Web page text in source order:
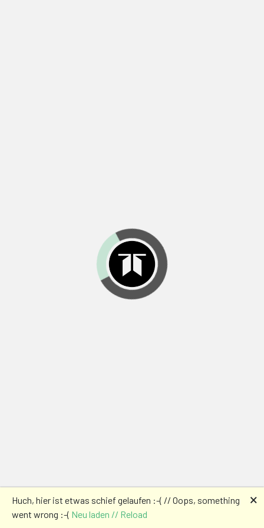
Huch, hier ist etwas schief gelaufen :-( // Oops, something
went wrong :-( Neu laden // Reload
🗙